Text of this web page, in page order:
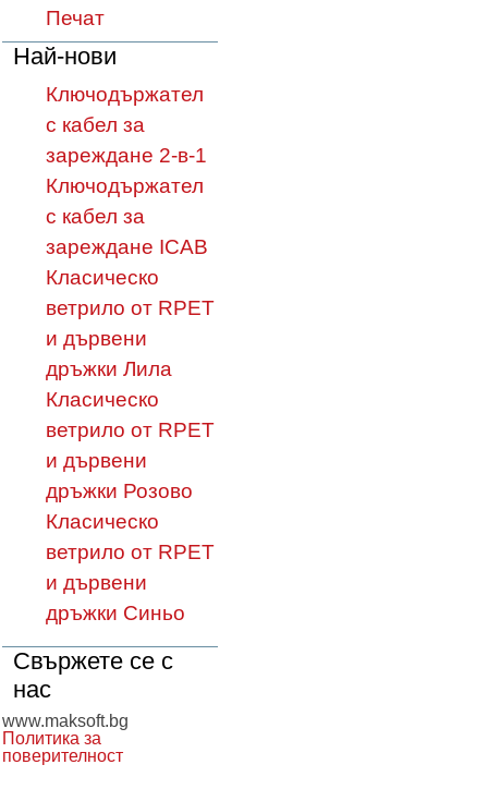
Печат
Най-нови
Ключодържател
с кабел за
зареждане 2-в-1
Ключодържател
с кабел за
зареждане ICAB
Класическо
ветрило от RPET
и дървени
дръжки Лила
Класическо
ветрило от RPET
и дървени
дръжки Розово
Класическо
ветрило от RPET
и дървени
дръжки Синьо
Свържете се с
нас
www.maksoft.bg
Политика за
поверителност